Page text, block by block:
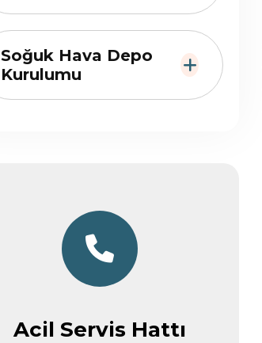
Soğuk Hava Depo
Kurulumu
Acil Servis Hattı